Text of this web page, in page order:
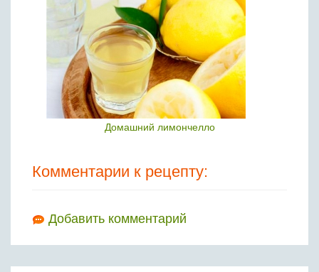
Домашний лимончелло
Комментарии к рецепту:
Добавить комментарий